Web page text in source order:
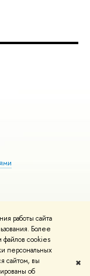
работы сайта
Более
файлов cookies
персональных
сайтом, вы
об
✖